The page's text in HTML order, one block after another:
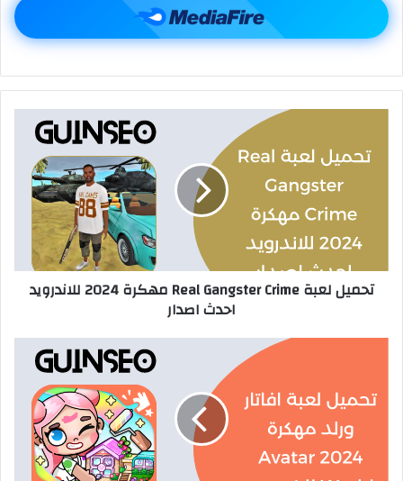
تحميل لعبة Real Gangster Crime مهكرة 2024 للاندرويد
احدث اصدار